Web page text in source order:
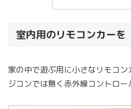
室内用のリモコンカーを
家の中で遊ぶ用に小さなリモコ
ジコンでは無く赤外線コントロー